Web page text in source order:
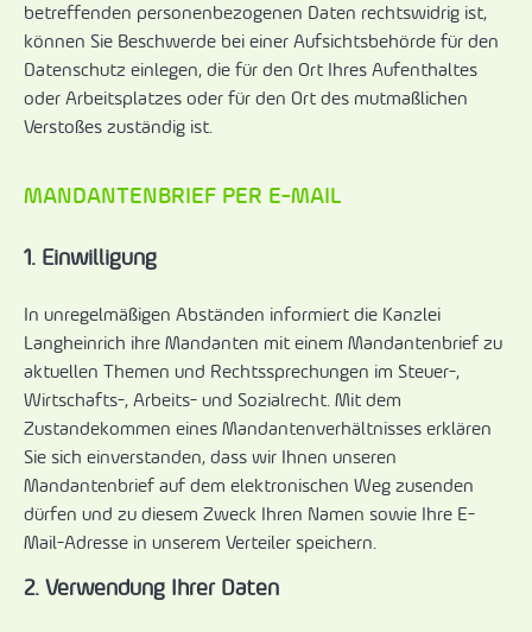
betreffenden personenbezogenen Daten rechtswidrig ist,
können Sie Beschwerde bei einer Aufsichtsbehörde für den
Datenschutz einlegen, die für den Ort Ihres Aufenthaltes
oder Arbeitsplatzes oder für den Ort des mutmaßlichen
Verstoßes zuständig ist.
MANDANTENBRIEF PER E-MAIL
1. Einwilligung
In unregelmäßigen Abständen informiert die Kanzlei
Langheinrich ihre Mandanten mit einem Mandantenbrief zu
aktuellen Themen und Rechtssprechungen im Steuer-,
Wirtschafts-, Arbeits- und Sozialrecht. Mit dem
Zustandekommen eines Mandantenverhältnisses erklären
Sie sich einverstanden, dass wir Ihnen unseren
Mandantenbrief auf dem elektronischen Weg zusenden
dürfen und zu diesem Zweck Ihren Namen sowie Ihre E-
Mail-Adresse in unserem Verteiler speichern.
2. Verwendung Ihrer Daten